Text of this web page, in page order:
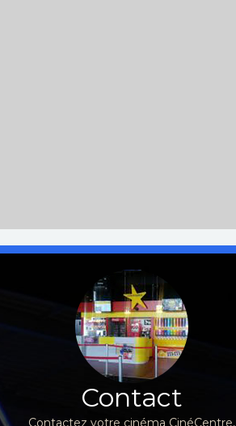
Contact
Contactez votre cinéma CinéCentre,